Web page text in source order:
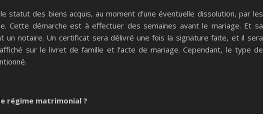
statut des biens acquis, au moment d’une éventuelle dissolution, par les
Cette démarche est à effectuer des semaines avant le mariage. Et sa
un notaire. Un certificat sera délivré une fois la signature faite, et il sera
sur le livret de famille et l’acte de mariage. Cependant, le type de
régime matrimonial ?